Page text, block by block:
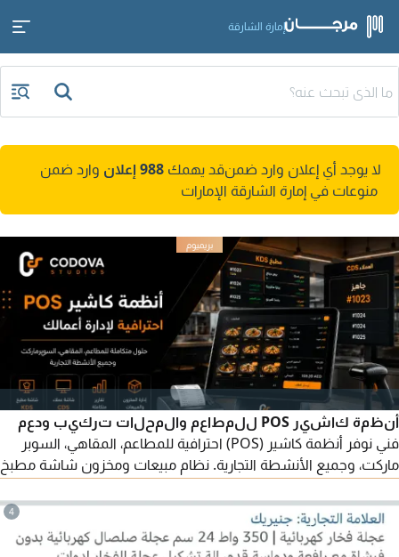
إمارة الشارقة
لا يوجد أي إعلان وارد ضمنقد يهمك 988 إعلان
وارد ضمن
منوعات في إمارة الشارقة الإمارات
أنظمة كاشير POS للمطاعم والمحلات تركيب ودعم
فني نوفر أنظمة كاشير (POS) احترافية للمطاعم، المقاهي، السوبر
ماركت، وجميع الأنشطة التجارية. نظام مبيعات ومخزون شاشة مطبخ
تركيب ودعم فني سريع أسعار منافسة وحلول مخصصة حسب
احتياجات نشاطك. تواصل معنا الآن للحصول على عرض سعر
4